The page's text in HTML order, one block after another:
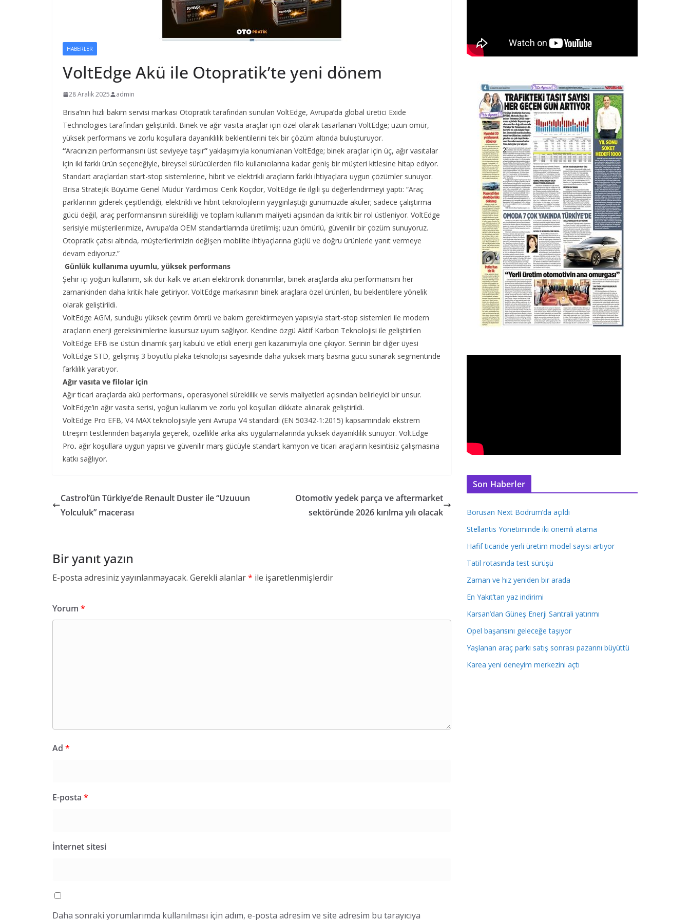
HABERLER
VoltEdge Akü ile Otopratik’te yeni dönem
28 Aralık 2025 admin
Brisa’nın hızlı bakım servisi markası Otopratik tarafından sunulan VoltEdge, Avrupa’da global üretici Exide
Technologies tarafından geliştirildi. Binek ve ağır vasıta araçlar için özel olarak tasarlanan VoltEdge; uzun ömür,
yüksek performans ve zorlu koşullara dayanıklılık beklentilerini tek bir çözüm altında buluşturuyor.
“Aracınızın performansını üst seviyeye taşır” yaklaşımıyla konumlanan VoltEdge; binek araçlar için üç, ağır vasıtalar
için iki farklı ürün seçeneğiyle, bireysel sürücülerden filo kullanıcılarına kadar geniş bir müşteri kitlesine hitap ediyor.
Standart araçlardan start-stop sistemlerine, hibrit ve elektrikli araçların farklı ihtiyaçlara uygun çözümler sunuyor.
Brisa Stratejik Büyüme Genel Müdür Yardımcısı Cenk Koçdor, VoltEdge ile ilgili şu değerlendirmeyi yaptı: “Araç
parklarının giderek çeşitlendiği, elektrikli ve hibrit teknolojilerin yaygınlaştığı günümüzde aküler; sadece çalıştırma
gücü değil, araç performansının sürekliliği ve toplam kullanım maliyeti açısından da kritik bir rol üstleniyor. VoltEdge
serisiyle müşterilerimize, Avrupa’da OEM standartlarında üretilmiş; uzun ömürlü, güvenilir bir çözüm sunuyoruz.
Otopratik çatısı altında, müşterilerimizin değişen mobilite ihtiyaçlarına güçlü ve doğru ürünlerle yanıt vermeye
devam ediyoruz.”
Günlük kullanıma uyumlu, yüksek performans
Şehir içi yoğun kullanım, sık dur-kalk ve artan elektronik donanımlar, binek araçlarda akü performansını her
zamankinden daha kritik hale getiriyor. VoltEdge markasının binek araçlara özel ürünleri, bu beklentilere yönelik
olarak geliştirildi.
VoltEdge AGM, sunduğu yüksek çevrim ömrü ve bakım gerektirmeyen yapısıyla start-stop sistemleri ile modern
araçların enerji gereksinimlerine kusursuz uyum sağlıyor. Kendine özgü Aktif Karbon Teknolojisi ile geliştirilen
VoltEdge EFB ise üstün dinamik şarj kabulü ve etkili enerji geri kazanımıyla öne çıkıyor. Serinin bir diğer üyesi
VoltEdge STD, gelişmiş 3 boyutlu plaka teknolojisi sayesinde daha yüksek marş basma gücü sunarak segmentinde
farklılık yaratıyor.
Ağır vasıta ve filolar için
Ağır ticari araçlarda akü performansı, operasyonel süreklilik ve servis maliyetleri açısından belirleyici bir unsur.
VoltEdge’in ağır vasıta serisi, yoğun kullanım ve zorlu yol koşulları dikkate alınarak geliştirildi.
VoltEdge Pro EFB, V4 MAX teknolojisiyle yeni Avrupa V4 standardı (EN 50342-1:2015) kapsamındaki ekstrem
titreşim testlerinden başarıyla geçerek, özellikle arka aks uygulamalarında yüksek dayanıklılık sunuyor. VoltEdge
Pro, ağır koşullara uygun yapısı ve güvenilir marş gücüyle standart kamyon ve ticari araçların kesintisiz çalışmasına
katkı sağlıyor.
Castrol’ün Türkiye’de Renault Duster ile “Uzuuun
Yolculuk” macerası
Otomotiv yedek parça ve aftermarket
sektöründe 2026 kırılma yılı olacak
Bir yanıt yazın
E-posta adresiniz yayınlanmayacak. Gerekli alanlar* ile işaretlenmişlerdir
Yorum *
Ad *
E-posta *
İnternet sitesi
Daha sonraki yorumlarımda kullanılması için adım, e-posta adresim ve site adresim bu tarayıcıya
Son Haberler
Borusan Next Bodrum’da açıldı
Stellantis Yönetiminde iki önemli atama
Hafif ticaride yerli üretim model sayısı artıyor
Tatil rotasında test sürüşü
Zaman ve hız yeniden bir arada
En Yakıt’tan yaz indirimi
Karsan’dan Güneş Enerji Santrali yatırımı
Opel başarısını geleceğe taşıyor
Yaşlanan araç parkı satış sonrası pazarını büyüttü
Karea yeni deneyim merkezini açtı